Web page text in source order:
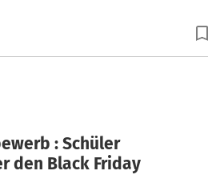
: Schüler
den Black Friday